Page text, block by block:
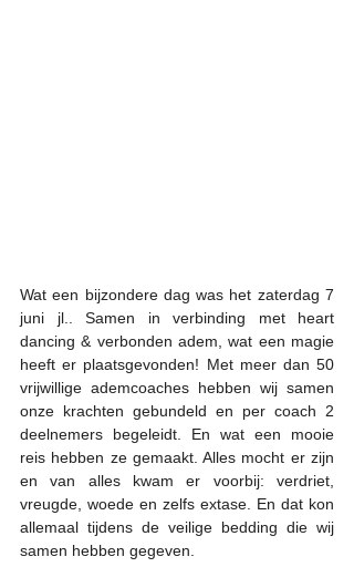
Wat een bijzondere dag was het zaterdag 7
juni jl.. Samen in verbinding met heart
dancing & verbonden adem, wat een magie
heeft er plaatsgevonden! Met meer dan 50
vrijwillige ademcoaches hebben wij samen
onze krachten gebundeld en per coach 2
deelnemers begeleidt. En wat een mooie
reis hebben ze gemaakt. Alles mocht er zijn
en van alles kwam er voorbij: verdriet,
vreugde, woede en zelfs extase. En dat kon
allemaal tijdens de veilige bedding die wij
samen hebben gegeven.